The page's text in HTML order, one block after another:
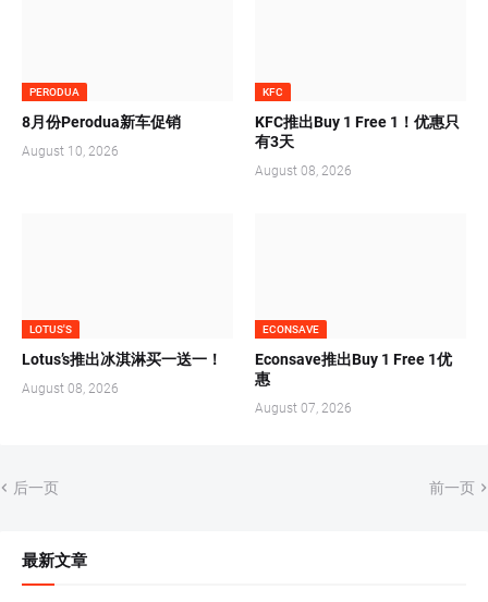
PERODUA
8月份Perodua新车促销
August 10, 2026
KFC
KFC推出Buy 1 Free 1！优惠只
有3天
August 08, 2026
LOTUS'S
Lotus’s推出冰淇淋买一送一！
August 08, 2026
ECONSAVE
Econsave推出Buy 1 Free 1优
惠
August 07, 2026
后一页 前一页
最新文章